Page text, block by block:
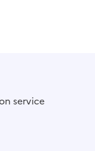
service